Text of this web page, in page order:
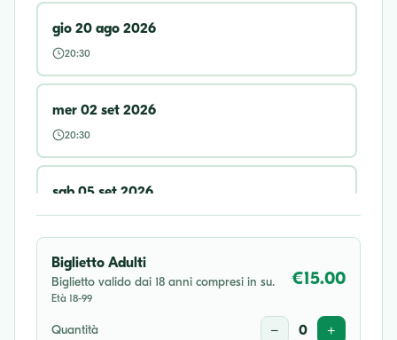
gio 20 ago 2026
20:30
mer 02 set 2026
20:30
sab 05 set 2026
16:30
mer 16 set 2026
20:30
Biglietto Adulti
Biglietto valido dai 18 anni compresi in su.
Età 18-99
€15.00
Quantità − 0 +